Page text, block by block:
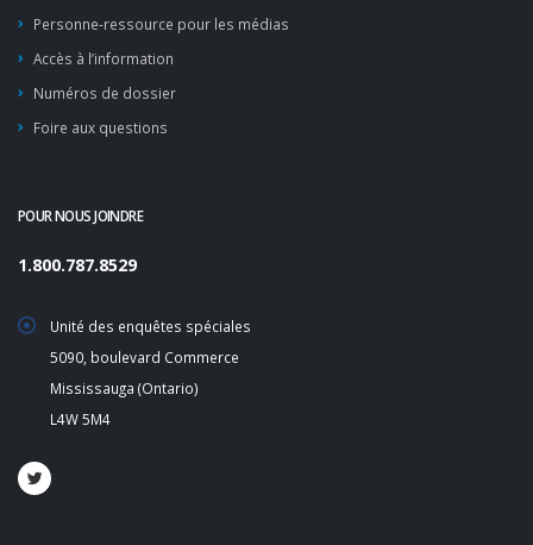
Personne-ressource pour les médias
Accès à l’information
Numéros de dossier
Foire aux questions
POUR NOUS JOINDRE
1.800.787.8529
Unité des enquêtes spéciales
5090, boulevard Commerce
Mississauga (Ontario)
L4W 5M4